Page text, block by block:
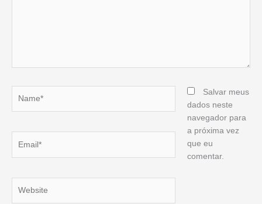
Salvar meus
dados neste
navegador para
a próxima vez
que eu
comentar.